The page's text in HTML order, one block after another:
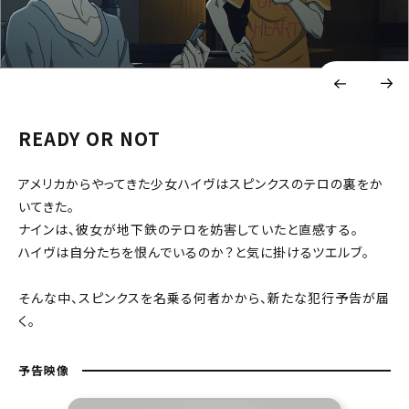
READY OR NOT
アメリカからやってきた少女ハイヴはスピンクスのテロの裏をか
いてきた。
ナインは、彼女が地下鉄のテロを妨害していたと直感する。
ハイヴは自分たちを恨んでいるのか？と気に掛けるツエルブ。
そんな中、スピンクスを名乗る何者かから、新たな犯行予告が届
く。
予告映像